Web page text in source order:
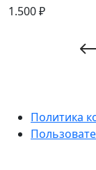
1.500₽
Политика